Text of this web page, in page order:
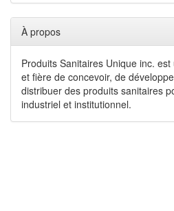
À propos
Produits Sanitaires Unique inc.
et fière de concevoir, de
distribuer des produits sanitaires
industriel et institutionnel.